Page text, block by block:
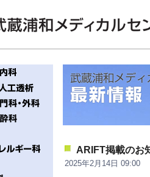
ARIFT掲載のお
2025年2月14日 09:00